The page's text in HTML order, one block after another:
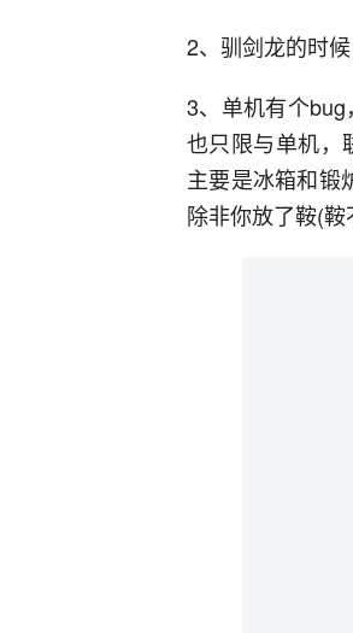
2、驯剑龙的时
3、单机有个
也只限与单机，
主要是冰箱和锻
除非你放了鞍(鞍